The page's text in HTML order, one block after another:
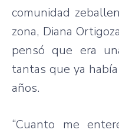
comunidad
zona, Diana
pensó que era
tantas que ya
años.
“Cuanto me